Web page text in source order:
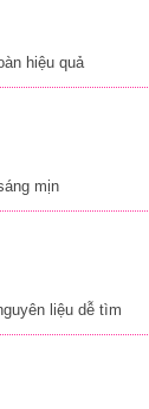
giản mà hiệu quả
nhà
ngay tại nhà